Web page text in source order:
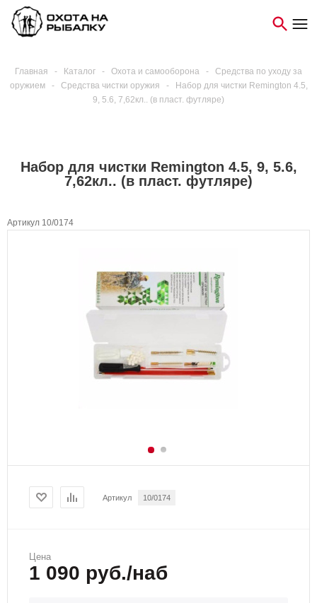
Главная - Каталог - Охота и самооборона -
Средства по уходу за
оружием
- Средства чистки оружия -
Набор для чистки Remington 4.5,
9, 5.6, 7,62кл.. (в пласт. футляре)
Набор для чистки Remington 4.5, 9, 5.6,
7,62кл.. (в пласт. футляре)
Артикул 10/0174
Артикул 10/0174
Цена
1 090 руб./наб